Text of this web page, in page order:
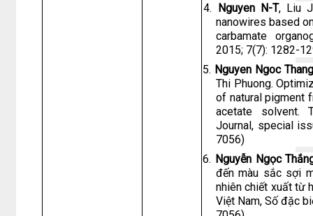
4. Nguyen N-T, Liu
nanowires based
carbamate
2015; 7(7): 1282-
5. Nguyen Ngoc Thang
Thi Phuong.
of natural pigment
acetate solvent.
Journal, special
7056)
6. Nguyễn Ngọc
đến màu sắc sợi
nhiên chiết xuất từ
Việt Nam, Số đặc